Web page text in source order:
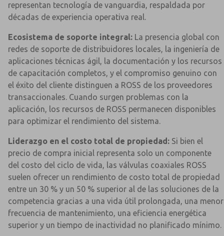
representan tecnología de vanguardia, respaldada por
décadas de experiencia operativa real.
Ecosistema de soporte integral: La presencia global con
redes de soporte de distribuidores locales, la ingeniería de
aplicaciones técnicas ágil, la documentación y los recursos
de capacitación completos, y el compromiso genuino con
el éxito del cliente distinguen a ROSS de los proveedores
transaccionales. Cuando surgen problemas con la
aplicación, los recursos de ROSS permanecen disponibles
para optimizar el rendimiento del sistema.
Liderazgo en el costo total de propiedad: Si bien el
precio de compra inicial representa solo un componente
del costo del ciclo de vida, las válvulas coaxiales ROSS
suelen ofrecer un rendimiento de costo total de propiedad
entre un 30 % y un 50 % superior al de las soluciones de la
competencia gracias a una vida útil prolongada, una menor
frecuencia de mantenimiento, una eficiencia energética
superior y un tiempo de inactividad no planificado mínimo.